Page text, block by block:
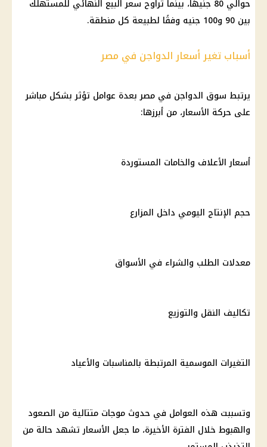
حوالي 80 جنيهًا، بينما تراوح سعر البيع النهائي للمستهلك
بين 90 و100 جنيه وفقًا لطبيعة كل منطقة.
أسباب تغير أسعار الدواجن في مصر
يرتبط سوق الدواجن في مصر بعدة عوامل تؤثر بشكل مباشر
على حركة الأسعار، من أبرزها:
أسعار الأعلاف والخامات المستوردة
حجم الإنتاج اليومي داخل المزارع
معدلات الطلب والشراء في الأسواق
تكاليف النقل والتوزيع
التغيرات الموسمية المرتبطة بالمناسبات والأعياد
وتسببت هذه العوامل في حدوث موجات متتالية من الصعود
والهبوط خلال الفترة الأخيرة، ما جعل الأسعار تشهد حالة من